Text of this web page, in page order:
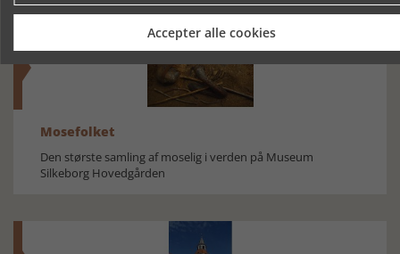
Mosefolket
Den største samling af moselig i verden på Museum
Silkeborg Hovedgården
Accepter alle cookies